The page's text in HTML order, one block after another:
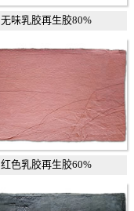
无味乳胶再生胶80%
红色乳胶再生胶60%